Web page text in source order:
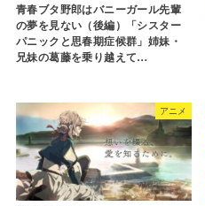
青春ブタ野郎はバニーガール先輩
の夢を見ない（後編）「シスター
パニックと思春期症候群」姉妹・
兄妹の葛藤を乗り越えて…
アニメ